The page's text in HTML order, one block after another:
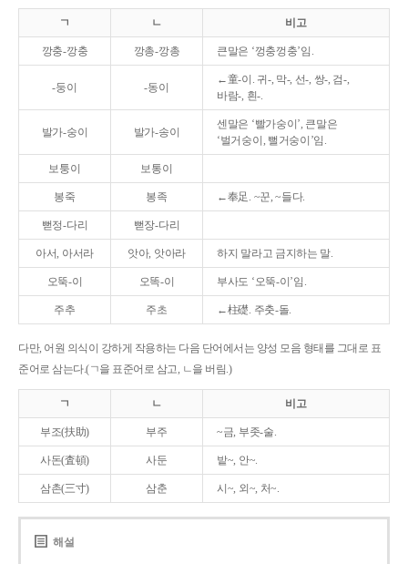
ㄱ ㄴ 비고
깡충-깡충 깡총-깡총 큰말은 ‘껑충껑충’임.
-둥이 -동이
←童-이. 귀-, 막-, 선-, 쌍-, 검-,
바람-, 흰-.
발가-숭이 발가-송이
센말은 ‘빨가숭이’, 큰말은
‘벌거숭이, 뻘거숭이’임.
보퉁이 보통이
봉죽 봉족 ←奉足. ~꾼, ~들다.
뻗정-다리 뻗장-다리
아서, 아서라 앗아, 앗아라 하지 말라고 금지하는 말.
오뚝-이 오똑-이 부사도 ‘오뚝-이’임.
주추 주초 ←柱礎. 주춧-돌.
다만, 어원 의식이 강하게 작용하는 다음 단어에서는 양성 모음 형태를 그대로 표
준어로 삼는다.(ㄱ을 표준어로 삼고, ㄴ을 버림.)
ㄱ ㄴ 비고
부조(扶助) 부주 ~금, 부좃-술.
사돈(査頓) 사둔 밭~, 안~.
삼촌(三寸) 삼춘 시~, 외~, 처~.
해설